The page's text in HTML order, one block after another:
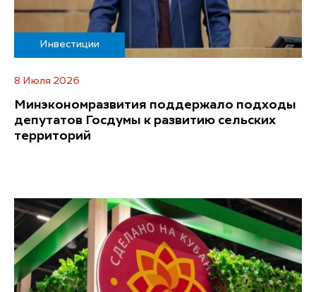
Инвестиции
8 Июля 2026
Минэкономразвития поддержало подходы
депутатов Госдумы к развитию сельских
территорий